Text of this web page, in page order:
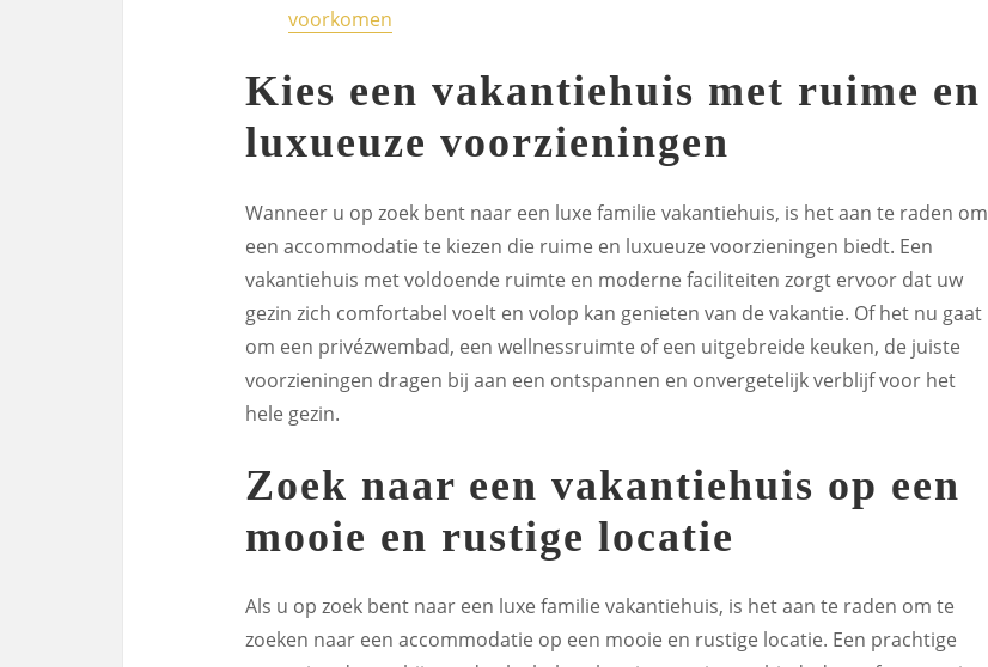
voorkomen
Kies een vakantiehuis met ruime en
luxueuze voorzieningen
Wanneer u op zoek bent naar een luxe familie vakantiehuis, is het aan te raden om
een accommodatie te kiezen die ruime en luxueuze voorzieningen biedt. Een
vakantiehuis met voldoende ruimte en moderne faciliteiten zorgt ervoor dat uw
gezin zich comfortabel voelt en volop kan genieten van de vakantie. Of het nu gaat
om een privézwembad, een wellnessruimte of een uitgebreide keuken, de juiste
voorzieningen dragen bij aan een ontspannen en onvergetelijk verblijf voor het
hele gezin.
Zoek naar een vakantiehuis op een
mooie en rustige locatie
Als u op zoek bent naar een luxe familie vakantiehuis, is het aan te raden om te
zoeken naar een accommodatie op een mooie en rustige locatie. Een prachtige